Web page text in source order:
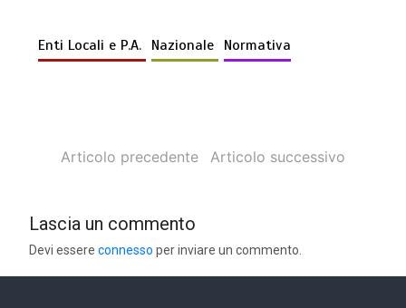
Enti Locali e P.A. Nazionale Normativa
Articolo precedente Articolo successivo
Lascia un commento
Devi essereconnesso per inviare un commento.